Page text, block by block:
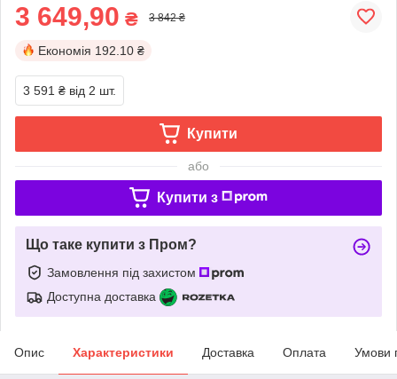
3 649,90 ₴ 3 842 ₴
Економія 192.10 ₴
3 591 ₴ від 2 шт.
Купити
або
Купити з
Що таке купити з Пром?
Замовлення під захистом
Доступна доставка
Опис Характеристики Доставка Оплата Умови